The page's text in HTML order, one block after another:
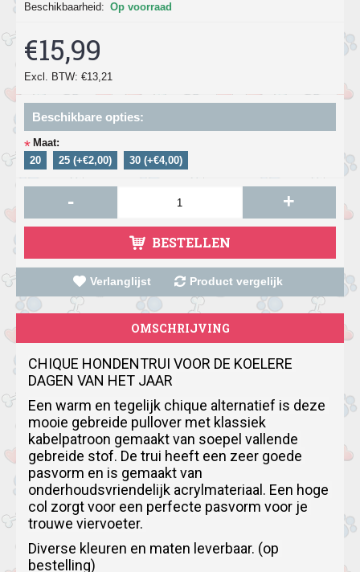
Beschikbaarheid: Op voorraad
€15,99
Excl. BTW: €13,21
Beschikbare opties:
* Maat:
20
25 (+€2,00) 30 (+€4,00)
- +
BESTELLEN
Verlanglijst Product vergelijk
OMSCHRIJVING
CHIQUE HONDENTRUI VOOR DE KOELERE
DAGEN VAN HET JAAR
Een warm en tegelijk chique alternatief is deze
mooie gebreide pullover met klassiek
kabelpatroon gemaakt van soepel vallende
gebreide stof. De trui heeft een zeer goede
pasvorm en is gemaakt van
onderhoudsvriendelijk acrylmateriaal. Een hoge
col zorgt voor een perfecte pasvorm voor je
trouwe viervoeter.
Diverse kleuren en maten leverbaar. (op
bestelling)